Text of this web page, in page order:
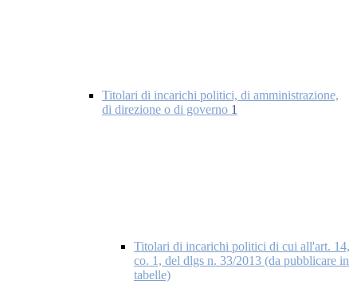
Titolari di incarichi politici, di amministrazione,
di direzione o di governo 1
Titolari di incarichi politici di cui all'art. 14,
co. 1, del dlgs n. 33/2013 (da pubblicare in
tabelle)